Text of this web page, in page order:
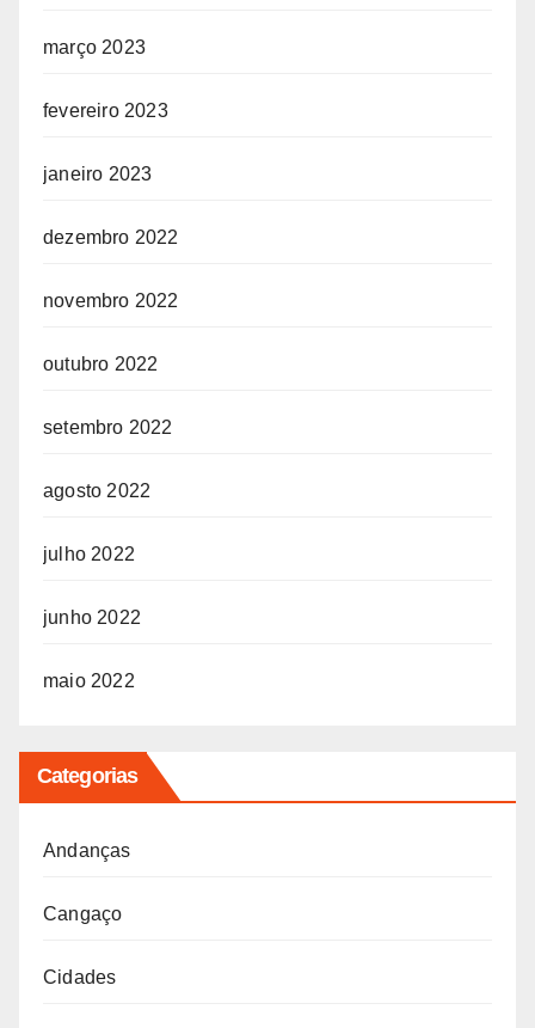
março 2023
fevereiro 2023
janeiro 2023
dezembro 2022
novembro 2022
outubro 2022
setembro 2022
agosto 2022
julho 2022
junho 2022
maio 2022
Categorias
Andanças
Cangaço
Cidades